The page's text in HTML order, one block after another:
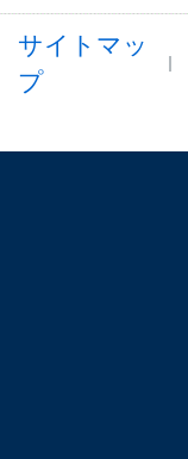
サイトマッ
プ